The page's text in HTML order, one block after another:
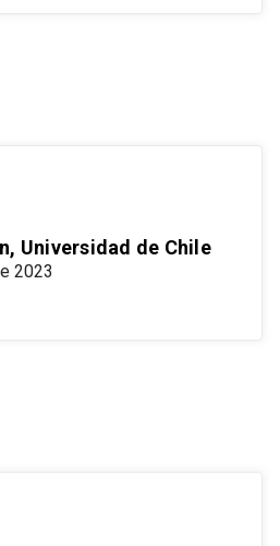
Universidad de Chile
2023